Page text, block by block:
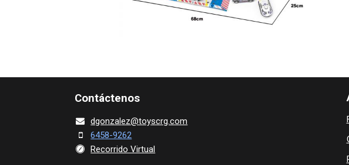
Contácte​nos
dgonza​lez@toy​scrg.c​o​m
6458-9262
Recorrido Virtual